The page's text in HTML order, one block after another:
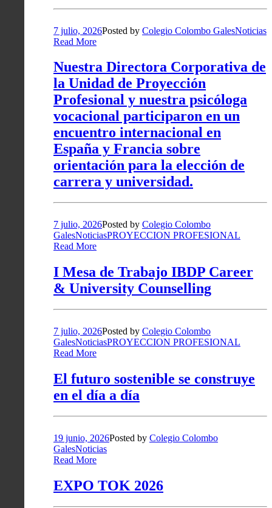
7 julio, 2026Posted by Colegio Colombo GalesNoticias
Read More
Nuestra Directora Corporativa de
la Unidad de Proyección
Profesional y nuestra psicóloga
vocacional participaron en un
encuentro internacional en
España y Francia sobre
orientación para la elección de
carrera y universidad.
7 julio, 2026Posted by Colegio Colombo
GalesNoticiasPROYECCION PROFESIONAL
Read More
I Mesa de Trabajo IBDP Career
& University Counselling
7 julio, 2026Posted by Colegio Colombo
GalesNoticiasPROYECCION PROFESIONAL
Read More
El futuro sostenible se construye
en el día a día
19 junio, 2026Posted by Colegio Colombo
GalesNoticias
Read More
EXPO TOK 2026